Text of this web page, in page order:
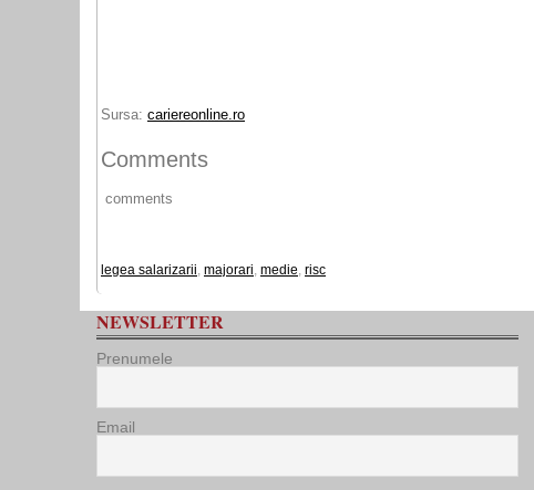
Sursa: cariereonline.ro
Comments
comments
legea salarizarii, majorari, medie, risc
NEWSLETTER
Prenumele
Email